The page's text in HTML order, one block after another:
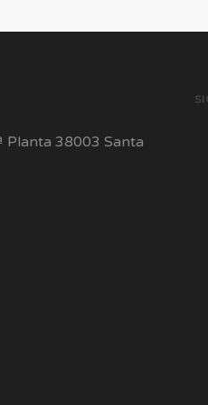
Planta 38003 Santa